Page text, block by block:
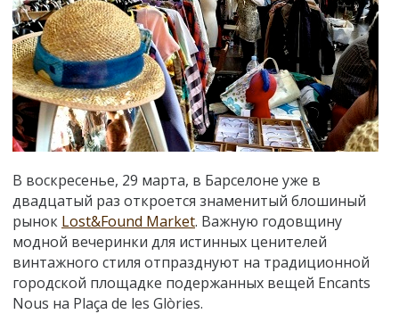
В воскресенье, 29 марта, в Барселоне уже в
двадцатый раз откроется знаменитый блошиный
рынок Lost&Found Market. Важную годовщину
модной вечеринки для истинных ценителей
винтажного стиля отпразднуют на традиционной
городской площадке подержанных вещей Encants
Nous на Plaça de les Glòries.